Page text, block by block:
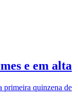
e em alta
quinzena de